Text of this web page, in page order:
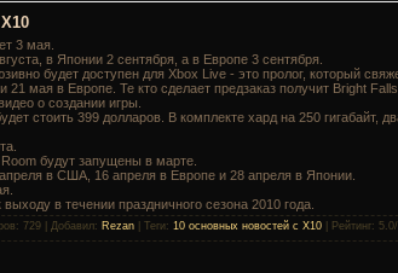
3 мая.
в Японии 2 сентября, а в Европе 3 сентября.
будет доступен для Xbox Live - это пролог, который
мая в Европе. Те кто сделает предзаказ получит Bright
о создании игры.
стоить 399 долларов. В комплекте хард на 250 гигабайт,
будут запущены в марте.
в США, 16 апреля в Европе и 28 апреля в Японии.
в течении праздничного сезона 2010 года.
: 729 | Добавил: Rezan Теги: 10 основных новостей с X10 Рейтинг: 5.0/